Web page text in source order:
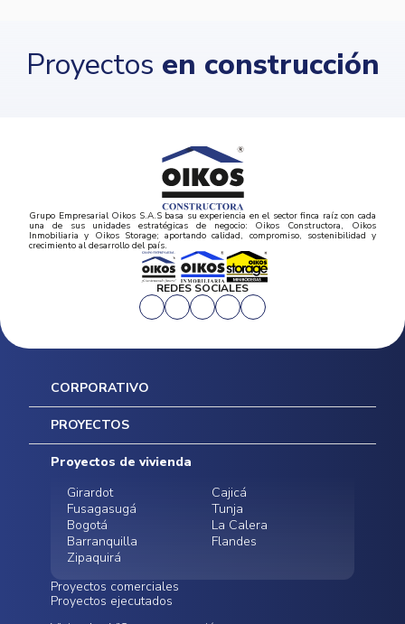
Proyectos en construcción
Grupo Empresarial Oikos S.A.S basa su experiencia en el sector finca raíz con cada
una de sus unidades estratégicas de negocio: Oikos Constructora, Oikos
Inmobiliaria y Oikos Storage; aportando calidad, compromiso, sostenibilidad y
crecimiento al desarrollo del país.
REDES SOCIALES
CORPORATIVO
Inicio
Mapa del sitio
Postventas
Contratación Directa
Noticias
PROYECTOS
Proyectos de vivienda
Girardot
Cajicá
Fusagasugá
Tunja
Bogotá
La Calera
Barranquilla
Flandes
Zipaquirá
Proyectos comerciales
Proyectos ejecutados